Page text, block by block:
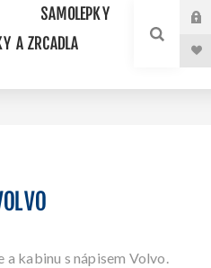
SAMOLEPKY
A ZRCADLA
kabinu s nápisem Volvo.